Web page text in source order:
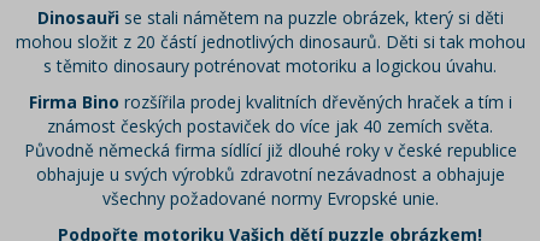
Dinosauřise stali námětem na puzzle obrázek, který si děti
mohou složit z 20 částí jednotlivých dinosaurů. Děti si tak mohou
s těmito dinosaury potrénovat motoriku a logickou úvahu.
Firma Bino rozšířila prodej kvalitních dřevěných hraček a tím i
známost českých postaviček do více jak 40 zemích světa.
Původně německá firma sídlící již dlouhé roky v české republice
obhajuje u svých výrobků zdravotní nezávadnost a obhajuje
všechny požadované normy Evropské unie.
Podpořte motoriku Vašich dětí puzzle obrázkem!